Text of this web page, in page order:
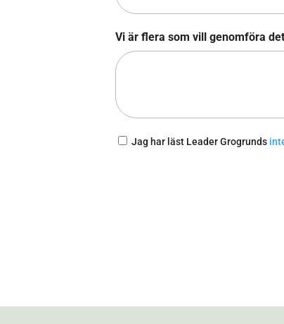
Vi är flera som vill genomföra
Samtycke
Jag har läst Leader Grogrunds